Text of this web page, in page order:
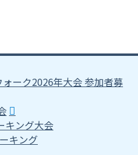
ーク2026年大会 参加者募
キング大会
キング